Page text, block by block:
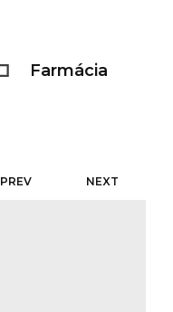
Farmácia
PREV NEXT